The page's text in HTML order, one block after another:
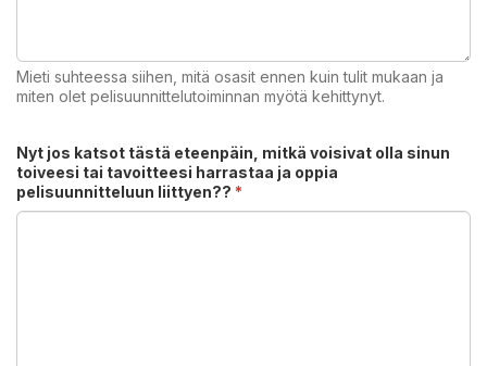
Mieti suhteessa siihen, mitä osasit ennen kuin tulit mukaan ja
miten olet pelisuunnittelutoiminnan myötä kehittynyt.
Nyt jos katsot tästä eteenpäin, mitkä voisivat olla sinun
toiveesi tai tavoitteesi harrastaa ja oppia
pelisuunnitteluun liittyen?? *